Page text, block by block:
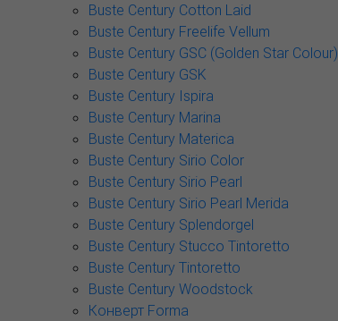
Buste Century Cotton Laid
Buste Century Freelife Vellum
Buste Century GSC (Golden Star Colour)
Buste Century GSK
Buste Century Ispira
Buste Century Marina
Buste Century Materica
Buste Century Sirio Color
Buste Century Sirio Pearl
Buste Century Sirio Pearl Merida
Buste Century Splendorgel
Buste Century Stucco Tintoretto
Buste Century Tintoretto
Buste Century Woodstock
Конверт Forma